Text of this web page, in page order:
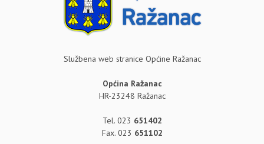
Službena web stranice Općine Ražanac
Općina Ražanac
HR-23248 Ražanac
Tel. 023 651402
Fax. 023 651102